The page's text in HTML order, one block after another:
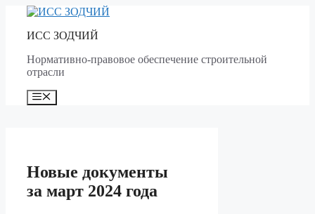
contentИСС ЗОДЧИЙ
Нормативно-правовое обеспечение строительной
отрасли
Menu
Новые документы
за март 2024 года